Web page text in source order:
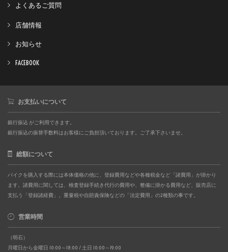
よくあるご質問
店舗情報
お知らせ
FACEBOOK
お支払いについて
銀行振込 がご利用できます。
銀行振込の振替手数料はお客様にご負担頂いております。ご了承下さいませ。
総額について
バイクを購入する際には本体価格の他に、登録費用などや各種税金など「諸費用」が掛かり
ます。諸費用に関しては、検査登録手続き代行の費用や、整備に掛かる費用など、販売店に
支払う「登録諸経費」。重量税や自賠責保険などの「法定費用」の2種類の事です。
営業時間
（明石）
月曜日から金曜日 10:00～18:00 / 土日 10:00～19:00